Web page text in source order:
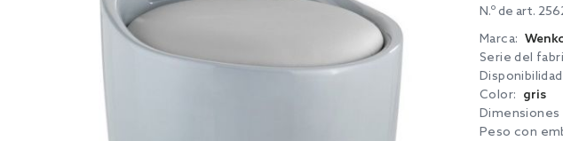
N.º de art.
Marca:
Serie del
Color: gris
Dimensiones
Peso con